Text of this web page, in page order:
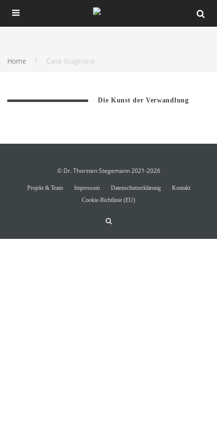
Home Case Scaglione
Die Kunst der Verwandlung
© Dr. Thorsten Stegemann 2021-2026
Projekt & Team Impressum Datenschutzerklärung
Kontakt
Cookie-Richtlinie (EU)